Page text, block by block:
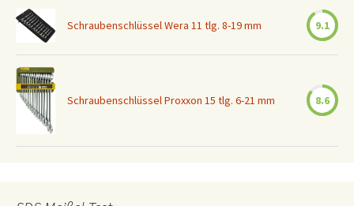
Schraubenschlüssel Wera 11 tlg. 8-19 mm 9.1
Schraubenschlüssel Proxxon 15 tlg. 6-21 mm 8.6